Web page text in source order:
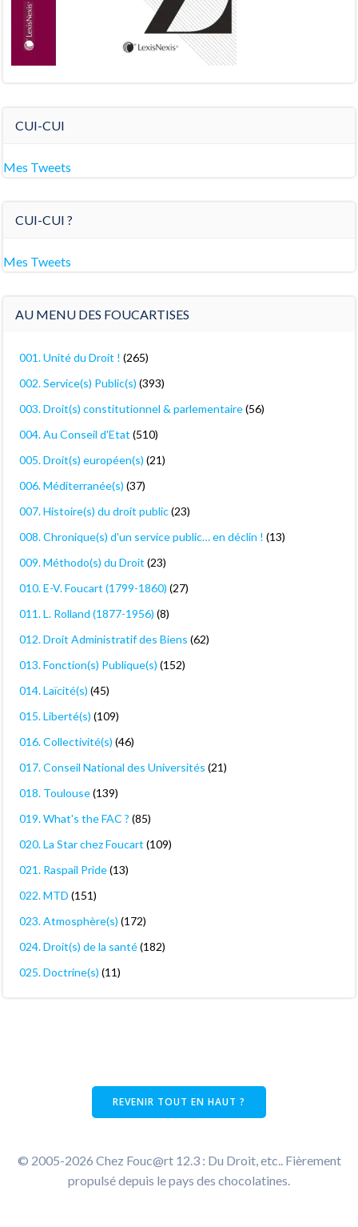
CUI-CUI
Mes Tweets
CUI-CUI ?
Mes Tweets
AU MENU DES FOUCARTISES
001. Unité du Droit ! (265)
002. Service(s) Public(s) (393)
003. Droit(s) constitutionnel & parlementaire(56)
004. Au Conseil d'Etat (510)
005. Droit(s) européen(s) (21)
006. Méditerranée(s) (37)
007. Histoire(s) du droit public(23)
008. Chronique(s) d'un service public… en déclin ! (13)
009. Méthodo(s) du Droit (23)
010. E-V. Foucart (1799-1860) (27)
011. L. Rolland (1877-1956) (8)
012. Droit Administratif des Biens (62)
013. Fonction(s) Publique(s) (152)
014. Laïcité(s) (45)
015. Liberté(s) (109)
016. Collectivité(s) (46)
017. Conseil National des Universités (21)
018. Toulouse(139)
019. What's the FAC ? (85)
020. La Star chez Foucart (109)
021. Raspail Pride(13)
022. MTD (151)
023. Atmosphère(s) (172)
024. Droit(s) de la santé(182)
025. Doctrine(s) (11)
REVENIR TOUT EN HAUT ?
© 2005-2026 Chez Fouc@rt 12.3 : Du Droit, etc.. Fièrement
propulsé depuis le pays des chocolatines.